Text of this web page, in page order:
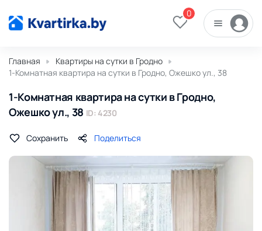
0
Главная
Квартиры на сутки в Гродно
1-Комнатная квартира на сутки в Гродно, Ожешко ул., 38
1-Комнатная квартира на сутки в Гродно,
Ожешко ул., 38 ID: 4230
Сохранить Поделиться